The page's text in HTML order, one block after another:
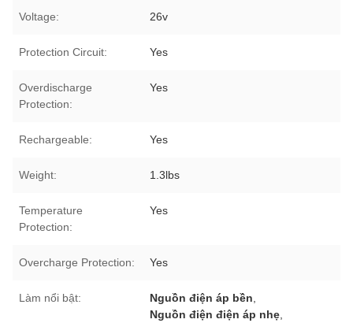
Voltage: 26v
Protection Circuit: Yes
Overdischarge
Protection:
Yes
Rechargeable: Yes
Weight: 1.3lbs
Temperature
Protection:
Yes
Overcharge Protection: Yes
Làm nổi bật: Nguồn điện áp bền
Nguồn điện điện áp nhẹ